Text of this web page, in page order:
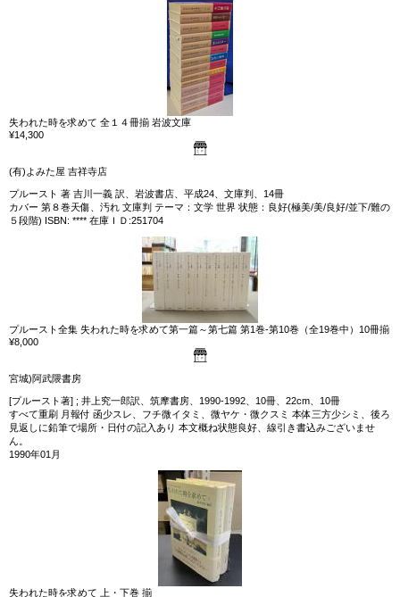
失われた時を求めて 全１４冊揃 岩波文庫
¥14,300
(有)よみた屋 吉祥寺店
プルースト 著 吉川一義 訳、岩波書店、平成24、文庫判、14冊
カバー 第８巻天傷、汚れ 文庫判 テーマ：文学 世界 状態：良好(極美/美/良好/並下/難の
５段階) ISBN: **** 在庫ＩＤ:251704
プルースト全集 失われた時を求めて第一篇～第七篇 第1巻-第10巻（全19巻中）10冊揃
¥8,000
宮城)阿武隈書房
[プルースト著] ; 井上究一郎訳、筑摩書房、1990-1992、10冊、22cm、10冊
すべて重刷 月報付 函少スレ、フチ微イタミ、微ヤケ・微クスミ 本体三方少シミ、後ろ
見返しに鉛筆で場所・日付の記入あり 本文概ね状態良好、線引き書込みございませ
ん。
1990年01月
失われた時を求めて 上・下巻 揃